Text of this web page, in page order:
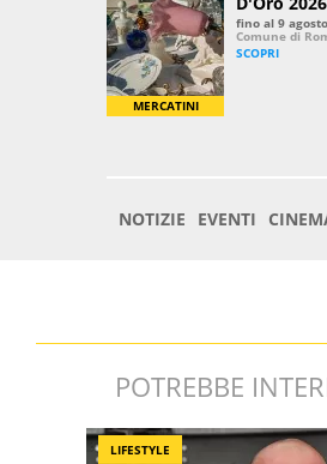
POTREBBE
LIFESTYLE